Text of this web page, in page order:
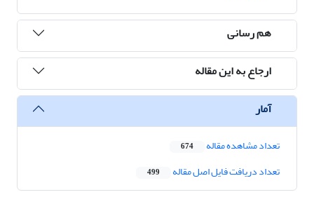
هم رسانی
ارجاع به این مقاله
آمار
تعداد مشاهده مقاله 674
تعداد دریافت فایل اصل مقاله 499